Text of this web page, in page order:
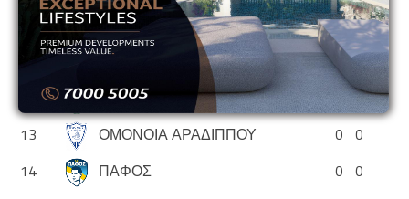
ΝΕΑ ΣΑΛΑΜΙΝΑ 0 0
11
ΟΛΥΜΠΙΑΚΟΣ 0
0
ΟΜΟΝΟΙΑ 0
0
13
ΟΜΟΝΟΙΑ ΑΡΑΔΙΠΠΟΥ 0 0
14
ΠΑΦΟΣ 0 0